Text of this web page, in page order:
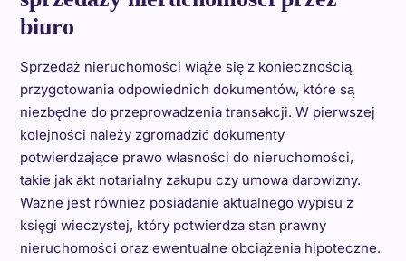
biuro
Sprzedaż nieruchomości wiąże się z koniecznością
przygotowania odpowiednich dokumentów, które są
niezbędne do przeprowadzenia transakcji. W pierwszej
kolejności należy zgromadzić dokumenty
potwierdzające prawo własności do nieruchomości,
takie jak akt notarialny zakupu czy umowa darowizny.
Ważne jest również posiadanie aktualnego wypisu z
księgi wieczystej, który potwierdza stan prawny
nieruchomości oraz ewentualne obciążenia hipoteczne.